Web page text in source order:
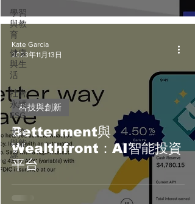
學習
與教
育
健康
與生
活
社會
永續
ESG
太空
與能
源
Betterment與
Wealthfront：AI智能投資
平台
科技與創新
Kate Garcia
2023年11月13日